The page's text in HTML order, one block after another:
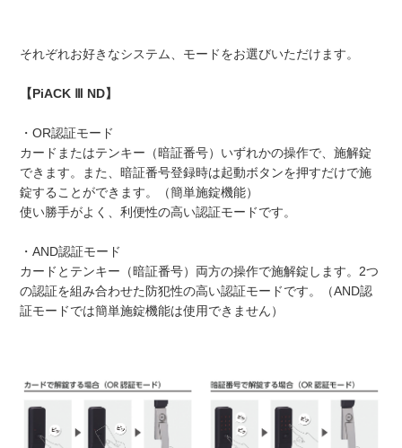
それぞれお好きなシステム、モードをお選びいただけます。
【PiACK Ⅲ ND】
・OR認証モード
カードまたはテンキー（暗証番号）いずれかの操作で、施解錠
できます。また、暗証番号登録時は起動ボタンを押すだけで施
錠することができます。（簡単施錠機能）
使い勝手がよく、利便性の高い認証モードです。
・AND認証モード
カードとテンキー（暗証番号）両方の操作で施解錠します。2つ
の認証を組み合わせた防犯性の高い認証モードです。（AND認
証モードでは簡単施錠機能は使用できません）